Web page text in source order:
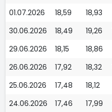
01.07.2026
18,59 18,93
30.06.2026
18,49 19,26
29.06.2026
18,15 18,86
26.06.2026
17,92 18,32
25.06.2026
17,48 18,12
24.06.2026
17,46 17,99